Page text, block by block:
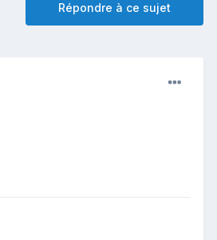
Répondre à ce sujet